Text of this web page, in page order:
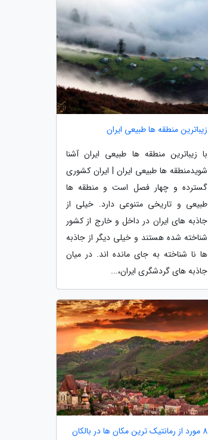
زیباترین منطقه ها طبیعی ایران
با زیباترین منطقه ها طبیعی ایران آشنا
شویدمنطقه ها طبیعی ایران | ایران کشوری
گسترده و چهار فصل است و منطقه ها
طبیعی و تاریخی متنوعی دارد. خیلی از
جاذبه های ایران در داخل و خارج از کشور
شناخته شده هستند و خیلی دیگر از جاذبه
ها نا شناخته به جای مانده اند. در میان
جاذبه های گردشگری ایران،...
8 مورد از رمانتیک ترین مکان ها در بالکان